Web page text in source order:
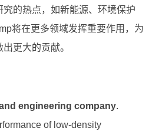
的热点，如新能源、环境保护
将在更多领域发挥重要作用，为
更大的贡献。
engineering company.
of low-density